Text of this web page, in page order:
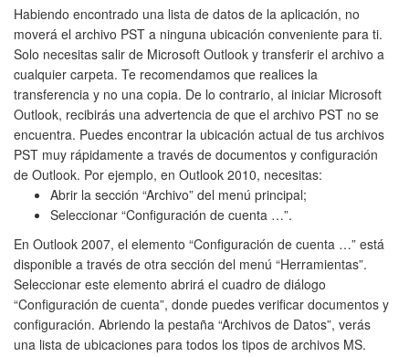
Habiendo encontrado una lista de datos de la aplicación, no
moverá el archivo PST a ninguna ubicación conveniente para ti.
Solo necesitas salir de Microsoft Outlook y transferir el archivo a
cualquier carpeta. Te recomendamos que realices la
transferencia y no una copia. De lo contrario, al iniciar Microsoft
Outlook, recibirás una advertencia de que el archivo PST no se
encuentra. Puedes encontrar la ubicación actual de tus archivos
PST muy rápidamente a través de documentos y configuración
de Outlook. Por ejemplo, en Outlook 2010, necesitas:
Abrir la sección “Archivo” del menú principal;
Seleccionar “Configuración de cuenta …”.
En Outlook 2007, el elemento “Configuración de cuenta …” está
disponible a través de otra sección del menú “Herramientas”.
Seleccionar este elemento abrirá el cuadro de diálogo
“Configuración de cuenta”, donde puedes verificar documentos y
configuración. Abriendo la pestaña “Archivos de Datos”, verás
una lista de ubicaciones para todos los tipos de archivos MS.